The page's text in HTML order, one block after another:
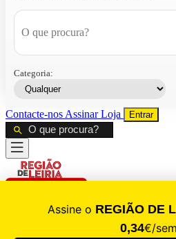
Categoria:
Contacte-nos AssinarLoja Entrar